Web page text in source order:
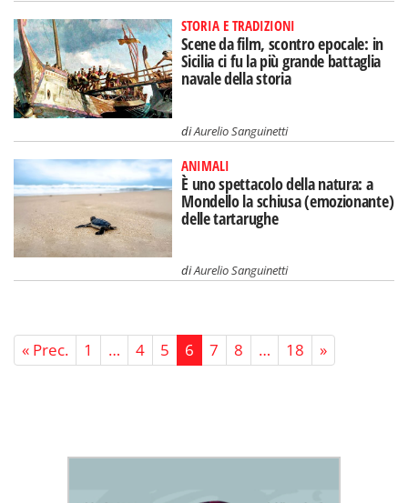
STORIA E TRADIZIONI
Scene da film, scontro epocale: in
Sicilia ci fu la più grande battaglia
navale della storia
diAurelio Sanguinetti
ANIMALI
È uno spettacolo della natura: a
Mondello la schiusa (emozionante)
delle tartarughe
diAurelio Sanguinetti
« Prec. 1 … 4 5 6 7 8 … 18 »